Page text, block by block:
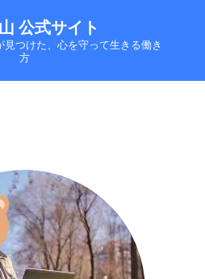
公式サイト
つけた、心を守って生きる働き
方